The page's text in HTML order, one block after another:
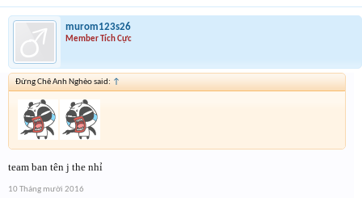
murom123s26
Member Tích Cực
Đừng Chê Anh Nghèo said: ↑
team ban tên j the nhỉ
10 Tháng mười 2016